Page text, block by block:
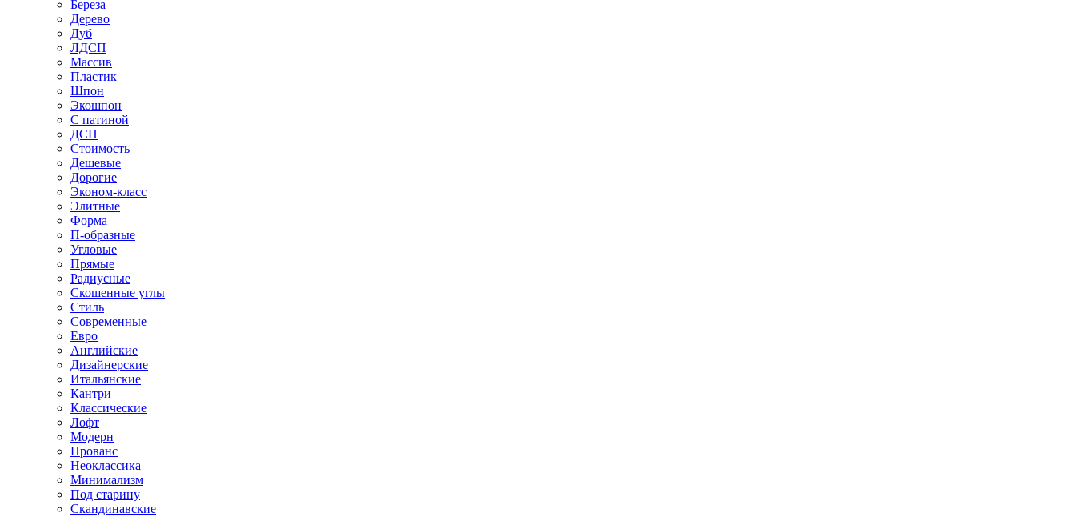
Береза
Дерево
Дуб
ЛДСП
Массив
Пластик
Шпон
Экошпон
С патиной
ДСП
Стоимость
Дешевые
Дорогие
Эконом-класс
Элитные
Форма
П-образные
Угловые
Прямые
Радиусные
Скошенные углы
Стиль
Современные
Евро
Английские
Дизайнерские
Итальянские
Кантри
Классические
Лофт
Модерн
Прованс
Неоклассика
Минимализм
Под старину
Скандинавские